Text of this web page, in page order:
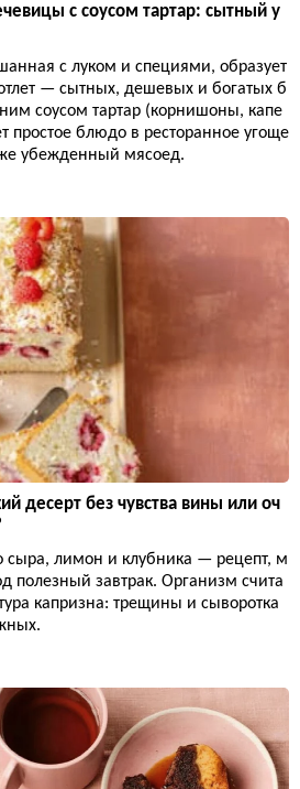
с соусом тартар: сытный у
с луком и специями, образует
— сытных, дешевых и богатых б
соусом тартар (корнишоны, капе
простое блюдо в ресторанное угоще
убежденный мясоед.
десерт без чувства вины или оч
сыра, лимон и клубника — рецепт, м
полезный завтрак. Организм счита
капризна: трещины и сыворотка